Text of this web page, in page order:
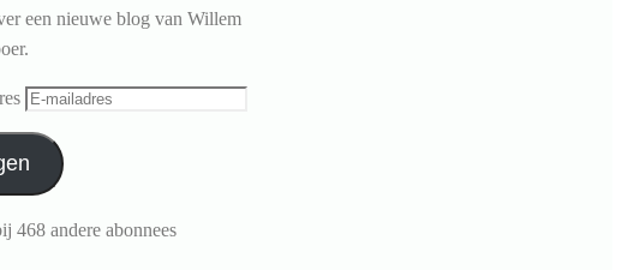
een nieuwe blog van Willem
468 andere abonnees